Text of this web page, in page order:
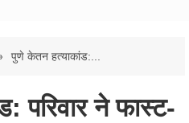
पुणे केतन हत्याकांड:...
परिवार ने फास्ट-